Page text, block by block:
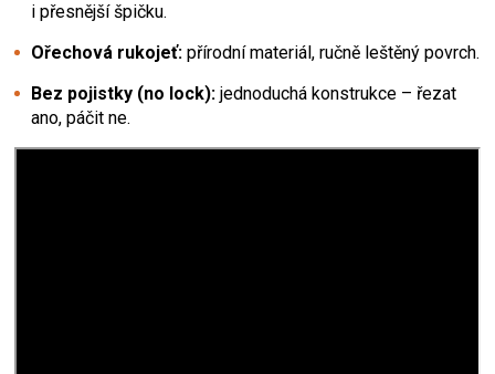
i přesnější špičku.
Ořechová rukojeť: přírodní materiál, ručně leštěný povrch.
Bez pojistky (no lock): jednoduchá konstrukce – řezat
ano, páčit ne.